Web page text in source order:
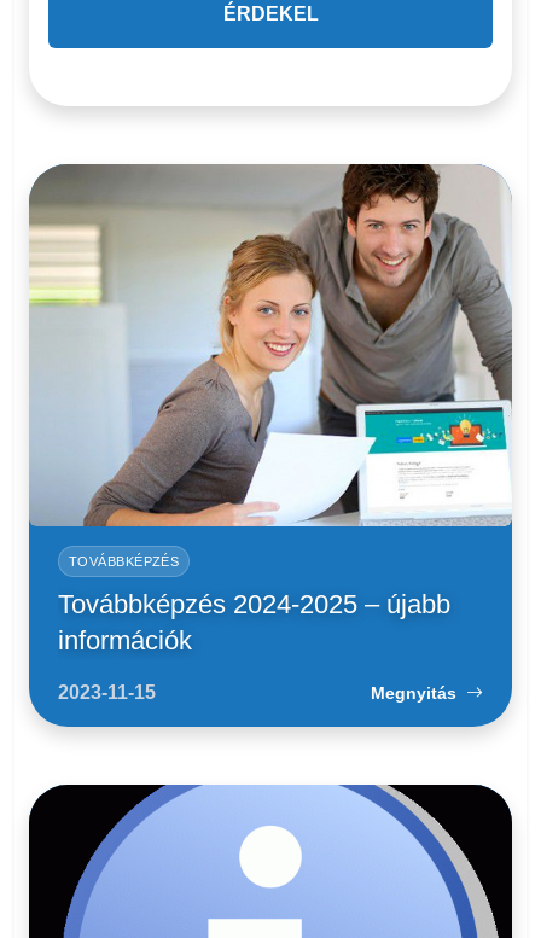
ÉRDEKEL
TOVÁBBKÉPZÉS
Továbbképzés 2024-2025 – újabb
információk
2023-11-15 Megnyitás